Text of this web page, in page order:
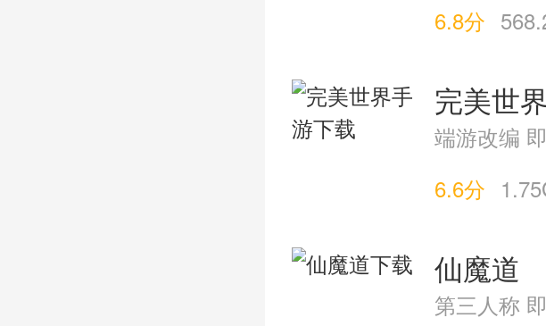
6.8分
完美世
端游改编
6.6分
仙魔道
第三人称